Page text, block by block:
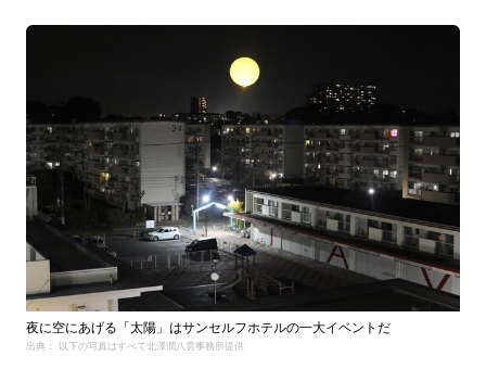
夜に空にあげる「太陽」はサンセルフホテルの一大イベントだ
出典： 以下の写真はすべて北澤潤八雲事務所提供